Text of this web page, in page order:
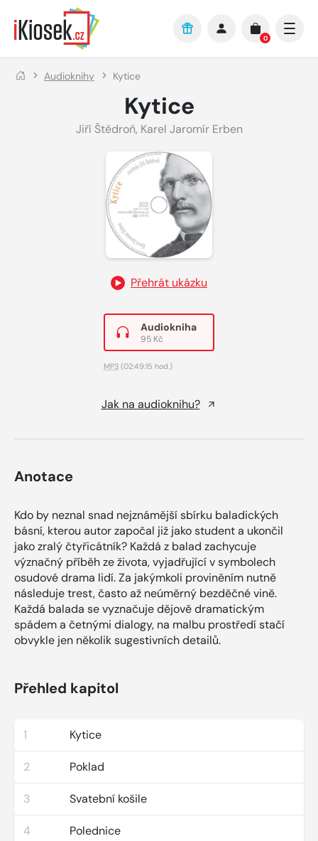
Přejít na hlavní obsah
0
Audioknihy Kytice
Kytice
Jiří Štědroň, Karel Jaromír Erben
Přehrát ukázku
Audiokniha
95 Kč
MP3 (02:49:15 hod.)
Jak na audioknihu?
Anotace
Kdo by neznal snad nejznámější sbírku baladických
básní, kterou autor započal již jako student a ukončil
jako zralý čtyřicátník? Každá z balad zachycuje
význačný příběh ze života, vyjadřující v symbolech
osudové drama lidí. Za jakýmkoli proviněním nutně
následuje trest, často až neúměrný bezděčné vině.
Každá balada se vyznačuje dějově dramatickým
spádem a četnými dialogy, na malbu prostředí stačí
obvykle jen několik sugestivních detailů.
Přehled kapitol
1 Kytice
2 Poklad
3 Svatební košile
4 Polednice